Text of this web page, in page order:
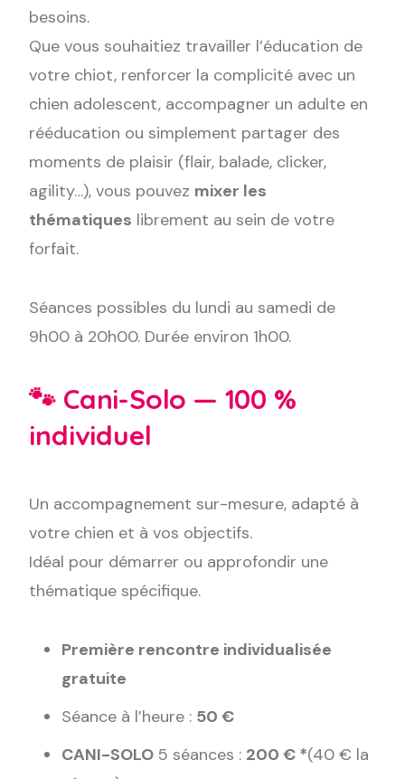
besoins.
Que vous souhaitiez travailler l’éducation de
votre chiot, renforcer la complicité avec un
chien adolescent, accompagner un adulte en
rééducation ou simplement partager des
moments de plaisir (flair, balade, clicker,
agility…), vous pouvez mixer les
thématiques librement au sein de votre
forfait.
Séances possibles du lundi au samedi de
9h00 à 20h00. Durée environ 1h00.
🐾 Cani-Solo — 100 %
individuel
Un accompagnement sur-mesure, adapté à
votre chien et à vos objectifs.
Idéal pour démarrer ou approfondir une
thématique spécifique.
Première rencontre individualisée
gratuite
Séance à l’heure : 50 €
CANI-SOLO 5 séances : 200 € *(40 € la